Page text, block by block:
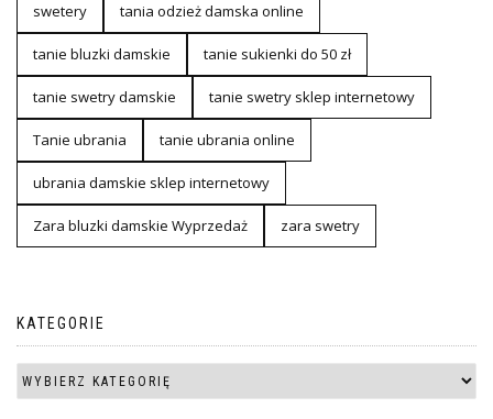
swetery tania odzież damska online
tanie bluzki damskie tanie sukienki do 50 zł
tanie swetry damskie tanie swetry sklep internetowy
Tanie ubrania tanie ubrania online
ubrania damskie sklep internetowy
Zara bluzki damskie Wyprzedaż zara swetry
KATEGORIE